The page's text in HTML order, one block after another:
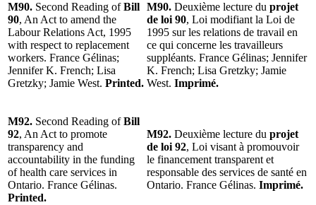
M90. Second Reading ofBill
90, An Act to amend the
Labour Relations Act, 1995
with respect to replacement
workers. France Gélinas;
Jennifer K. French; Lisa
Gretzky; Jamie West. Printed.
M90. Deuxième lecture du projet
de loi 90, Loi modifiant la Loi de
1995 sur les relations de travail en
ce qui concerne les travailleurs
suppléants. France Gélinas; Jennifer
K. French; Lisa Gretzky; Jamie
West. Imprimé.
M92. Second Reading ofBill
92, An Act to promote
transparency and
accountability in the funding
of health care services in
Ontario. France Gélinas.
Printed.
M92. Deuxième lecture du projet
de loi 92, Loi visant à promouvoir
le financement transparent et
responsable des services de santé en
Ontario. France Gélinas. Imprimé.